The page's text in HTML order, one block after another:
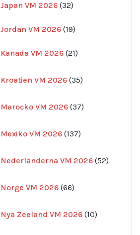
Japan VM 2026 32
produkter
Jordan VM 2026 1919
Kanada VM 2026 21
produkter
Kroatien VM 2026 35
produkter
Marocko VM 2026 37
produkter
Mexiko VM 2026 137
produkter
Nederländerna VM 2026 52
Norge VM 2026 66
produkter
Nya Zeeland VM 2026 10
produkter